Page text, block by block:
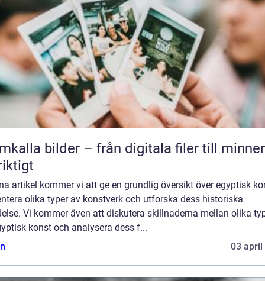
bilder – från digitala filer till
artikel kommer vi att ge en grundlig översikt över egyptisk
olika typer av konstverk och utforska dess historiska
Vi kommer även att diskutera skillnaderna mellan olika
konst och analysera dess f...
03 april